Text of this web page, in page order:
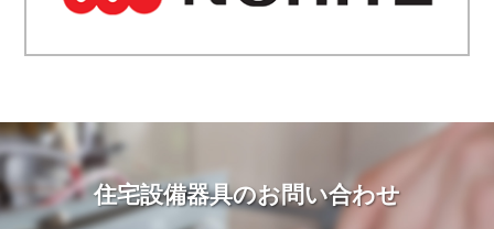
住宅設備器具のお問い合わせ